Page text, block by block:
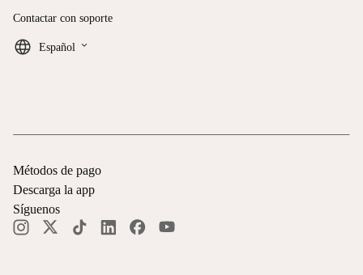
Contactar con soporte
Español keyboard_arrow_down
Métodos de pago
Descarga la app
Síguenos